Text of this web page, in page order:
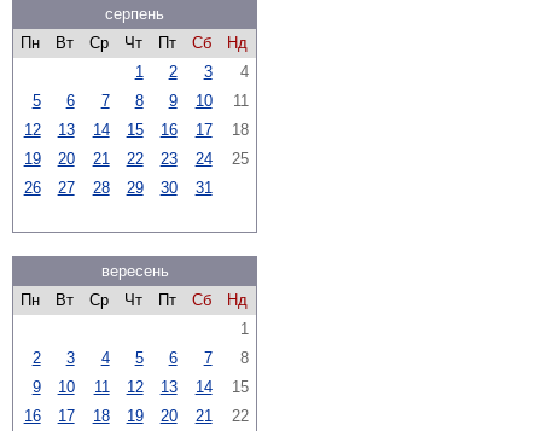
серпень
Пн
Вт Ср Чт Пт Сб
Нд
1
2 3
4
5
6 7 8 9 10
11
12
13 14 15 16 17
18
19
20 21 22 23 24
25
26
27 28 29 30 31
вересень
Пн
Вт Ср Чт Пт Сб
Нд
1
2
3 4 5 6 7
8
9
10 11 12 13 14
15
16
17 18 19 20 21
22